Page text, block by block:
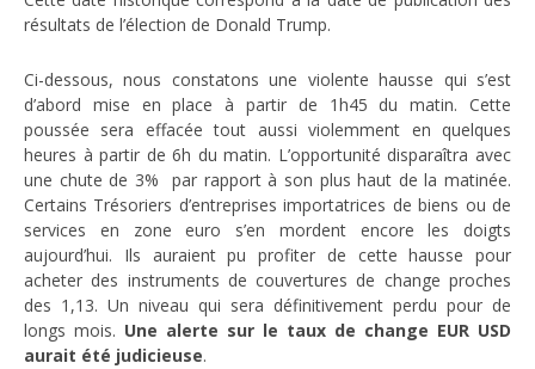
résultats de l’élection de Donald Trump.
Ci-dessous, nous constatons une violente hausse qui s’est
d’abord mise en place à partir de 1h45 du matin. Cette
poussée sera effacée tout aussi violemment en quelques
heures à partir de 6h du matin. L’opportunité disparaîtra avec
une chute de 3% par rapport à son plus haut de la matinée.
Certains Trésoriers d’entreprises importatrices de biens ou de
services en zone euro s’en mordent encore les doigts
aujourd’hui. Ils auraient pu profiter de cette hausse pour
acheter des instruments de couvertures de change proches
des 1,13. Un niveau qui sera définitivement perdu pour de
longs mois. Une alerte sur le taux de change EUR USD
aurait été judicieuse.